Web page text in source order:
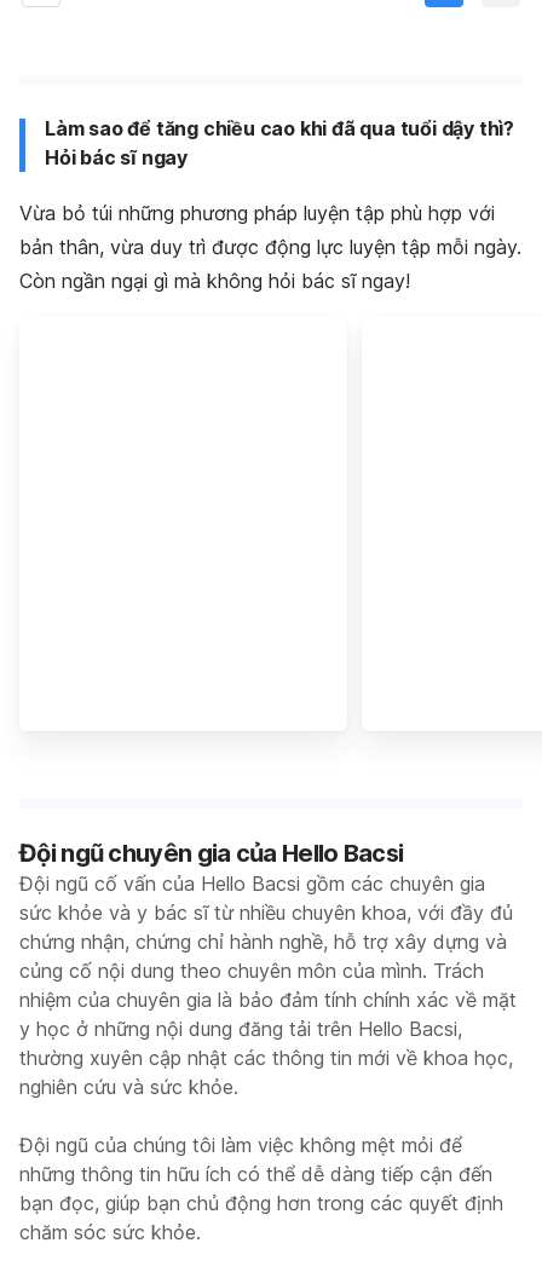
Làm sao để tăng chiều cao khi đã qua tuổi dậy thì?
Hỏi bác sĩ ngay
Vừa bỏ túi những phương pháp luyện tập phù hợp với
bản thân, vừa duy trì được động lực luyện tập mỗi ngày.
Còn ngần ngại gì mà không hỏi bác sĩ ngay!
Đội ngũ chuyên gia của Hello Bacsi
Đội ngũ cố vấn của Hello Bacsi gồm các chuyên gia
sức khỏe và y bác sĩ từ nhiều chuyên khoa, với đầy đủ
chứng nhận, chứng chỉ hành nghề, hỗ trợ xây dựng và
củng cố nội dung theo chuyên môn của mình. Trách
nhiệm của chuyên gia là bảo đảm tính chính xác về mặt
y học ở những nội dung đăng tải trên Hello Bacsi,
thường xuyên cập nhật các thông tin mới về khoa học,
nghiên cứu và sức khỏe.
Đội ngũ của chúng tôi làm việc không mệt mỏi để
những thông tin hữu ích có thể dễ dàng tiếp cận đến
bạn đọc, giúp bạn chủ động hơn trong các quyết định
chăm sóc sức khỏe.